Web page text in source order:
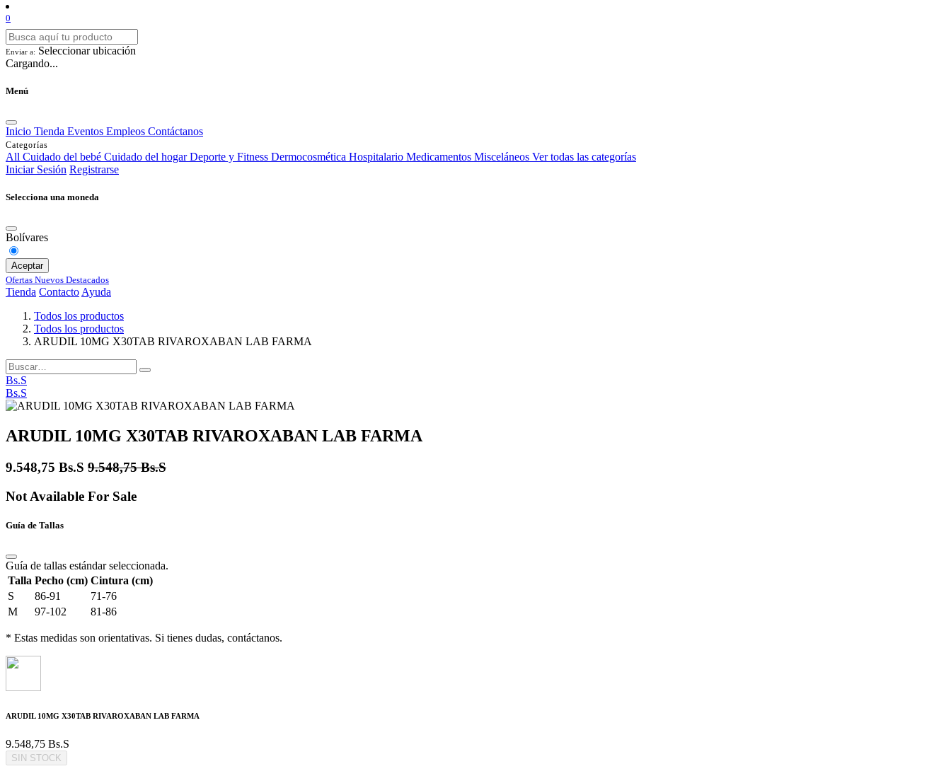
0
Enviar a: Seleccionar ubicación
Cargando...
Menú
Inicio Tienda Eventos Empleos Contáctanos
Categorías
All Cuidado del bebé Cuidado del hogar Deporte y Fitness Dermocosmética Hospitalario Medicamentos Misceláneos Ver todas las categorías
Iniciar Sesión Registrarse
Selecciona una moneda
Bolívares
Aceptar
Ofertas Nuevos Destacados
Tienda Contacto Ayuda
Todos los productos
Todos los productos
ARUDIL 10MG X30TAB RIVAROXABAN LAB FARMA
Bs.S
Bs.S
ARUDIL 10MG X30TAB RIVAROXABAN LAB FARMA
9.548,75 Bs.S 9.548,75Bs.S
Not Available For Sale
Guía de Tallas
Guía de tallas estándar seleccionada.
Talla Pecho (cm) Cintura (cm)
S
86-91
71-76
M
97-102 81-86
* Estas medidas son orientativas. Si tienes dudas, contáctanos.
ARUDIL 10MG X30TAB RIVAROXABAN LAB FARMA
9.548,75 Bs.S
SIN STOCK